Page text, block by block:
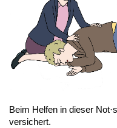
Beim Helfen in dieser
versichert.